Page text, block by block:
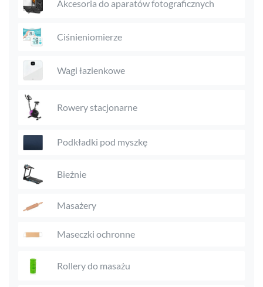
Akcesoria do aparatów fotograficznych
Ciśnieniomierze
Wagi łazienkowe
Rowery stacjonarne
Podkładki pod myszkę
Bieżnie
Masażery
Maseczki ochronne
Rollery do masażu